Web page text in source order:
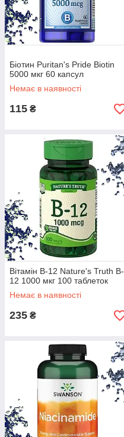
Біотин Puritan's Pride Biotin
5000 мкг 60 капсул
Немає в наявності
115 ₴
Вітамін В-12 Nature's Truth B-
12 1000 мкг 100 таблеток
Немає в наявності
235 ₴